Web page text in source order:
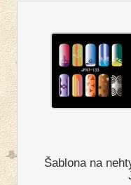
Šablona na